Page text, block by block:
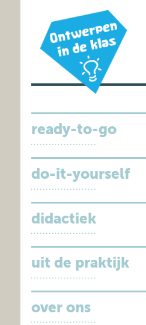
ready-to-go
do-it-yourself
didactiek
uit de praktijk
over ons